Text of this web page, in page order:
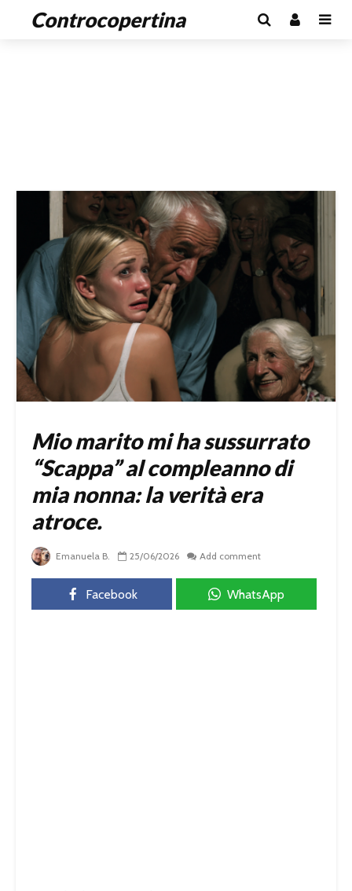
Controcopertina
Mio marito mi ha sussurrato
“Scappa” al compleanno di
mia nonna: la verità era
atroce.
Emanuela B. 25/06/2026 Add comment
Facebook WhatsApp